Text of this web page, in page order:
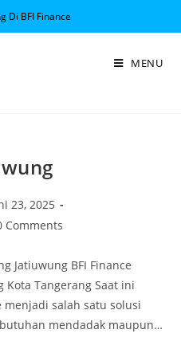
Di BFI Finance
MENU
23, 2025
Comments
Jatiuwung BFI Finance
Kota Tangerang Saat ini
salah satu solusi
mendadak maupun…